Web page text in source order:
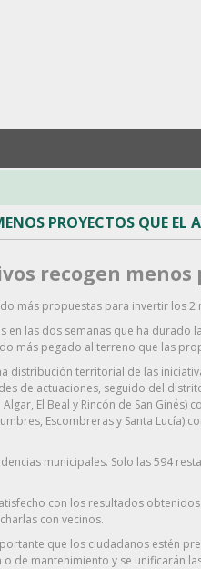
PROYECTOS QUE EL
recogen menos
más propuestas para invertir los 2
las dos semanas que ha durado
más pegado al terreno que las
territorial de las
de actuaciones, seguido del
El Beal y Rincón de San
Escombreras y Santa
municipales. Solo las 594
con los resultados
con vecinos.
que los ciudadanos estén
de mantenimiento y se unificarán